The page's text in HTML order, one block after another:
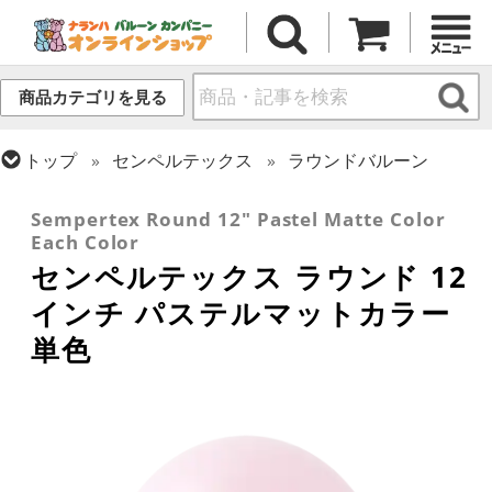
商品カテゴリを見る
トップ センペルテックス
ラウンドバルーン
Sempertex Round 12" Pastel Matte Color
Each Color
センペルテックス ラウンド 12
インチ パステルマットカラー
単色